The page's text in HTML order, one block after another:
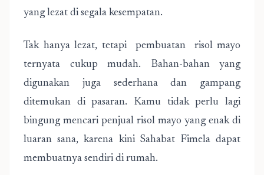
yang lezat di segala kesempatan.
Tak hanya lezat, tetapi pembuatan risol mayo
ternyata cukup mudah. Bahan-bahan yang
digunakan juga sederhana dan gampang
ditemukan di pasaran. Kamu tidak perlu lagi
bingung mencari penjual risol mayo yang enak di
luaran sana, karena kini Sahabat Fimela dapat
membuatnya sendiri di rumah.